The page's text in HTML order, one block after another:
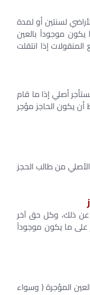
المباني والأراضي لسنتين أو لمدة
موجوداً بالعين
إذا انتقلت
أصلي إذا ما قام
أن يكون الحاجز مؤجر
من طالب الحجز
عن ذلك، وكل حق آخر
على ما يكون موجوداً
المؤجرة ( وسواء